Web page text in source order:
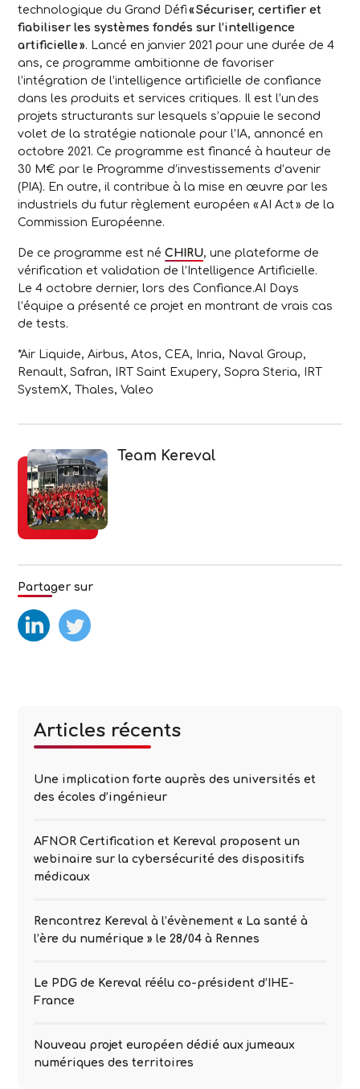
technologique du Grand Défi« Sécuriser, certifier et
fiabiliser les systèmes fondés sur l’intelligence
artificielle ». Lancé en janvier 2021 pour une durée de 4
ans, ce programme ambitionne de favoriser
l’intégration de l’intelligence artificielle de confiance
dans les produits et services critiques. Il est l’un des
projets structurants sur lesquels s’appuie le second
volet de la stratégie nationale pour l’IA, annoncé en
octobre 2021. Ce programme est financé à hauteur de
30 M€ par le Programme d’investissements d’avenir
(PIA). En outre, il contribue à la mise en œuvre par les
industriels du futur règlement européen « AI Act » de la
Commission Européenne.
De ce programme est néCHIRU, une plateforme de
vérification et validation de l’Intelligence Artificielle.
Le 4 octobre dernier, lors des Confiance.AI Days
l’équipe a présenté ce projet en montrant de vrais cas
de tests.
*Air Liquide, Airbus, Atos, CEA, Inria, Naval Group,
Renault, Safran, IRT Saint Exupery, Sopra Steria, IRT
SystemX, Thales, Valeo
Team Kereval
Partager sur
test test2
Articles récents
Une implication forte auprès des universités et
des écoles d’ingénieur
AFNOR Certification et Kereval proposent un
webinaire sur la cybersécurité des dispositifs
médicaux
Rencontrez Kereval à l’évènement « La santé à
l’ère du numérique » le 28/04 à Rennes
Le PDG de Kereval réélu co-président d’IHE-
France
Nouveau projet européen dédié aux jumeaux
numériques des territoires